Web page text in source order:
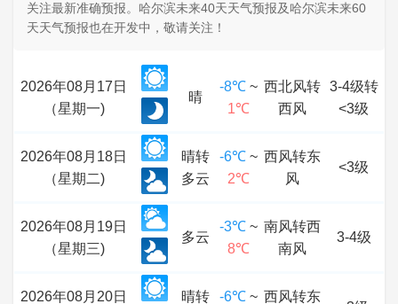
关注最新准确预报。哈尔滨未来40天天气预报及哈尔滨未来60
天天气预报也在开发中，敬请关注！
2026年08月17日
（星期一)
晴
-8℃ ~
1℃
西北风转
西风
3-4级转
<3级
2026年08月18日
（星期二)
晴转
多云
-6℃ ~
2℃
西风转东
风
<3级
2026年08月19日
（星期三)
多云
-3℃ ~
8℃
南风转西
南风
3-4级
2026年08月20日
晴转
-6℃ ~ 西风转东